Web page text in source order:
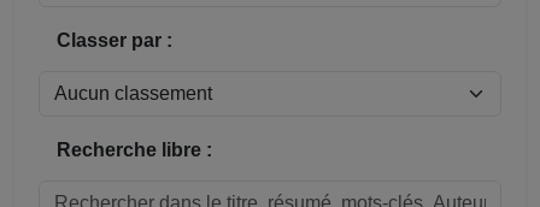
Classer par :
Recherche libre :